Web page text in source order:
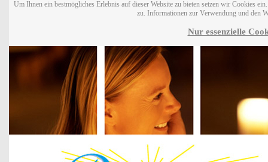
Um Ihnen ein bestmögliches Erlebnis auf dieser Website zu bieten setzen wir Cookies
zu. Informationen zur Verwendung und den
Nur essenzielle